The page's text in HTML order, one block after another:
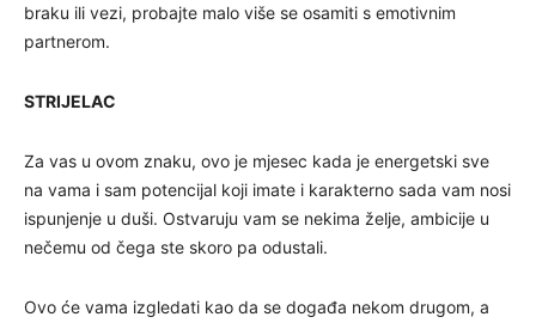
braku ili vezi, probajte malo više se osamiti s emotivnim
partnerom.
STRIJELAC
Za vas u ovom znaku, ovo je mjesec kada je energetski sve
na vama i sam potencijal koji imate i karakterno sada vam nosi
ispunjenje u duši. Ostvaruju vam se nekima želje, ambicije u
nečemu od čega ste skoro pa odustali.
Ovo će vama izgledati kao da se događa nekom drugom, a